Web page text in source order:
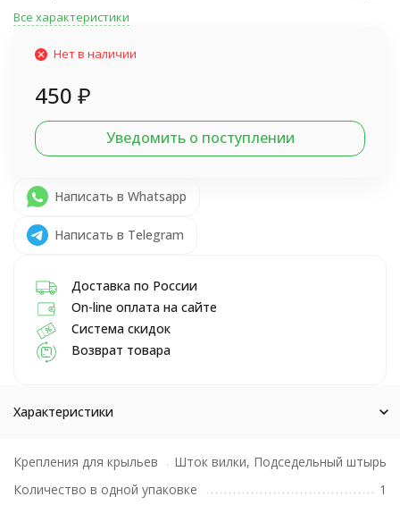
Все характеристики
Нет в наличии
450 ₽
Уведомить о поступлении
Написать в Whatsapp
Написать в Telegram
Доставка по России
On-line оплата на сайте
Система скидок
Возврат товара
Характеристики
Крепления для крыльев
Шток вилки, Подседельный штырь
Количество в одной упаковке
1